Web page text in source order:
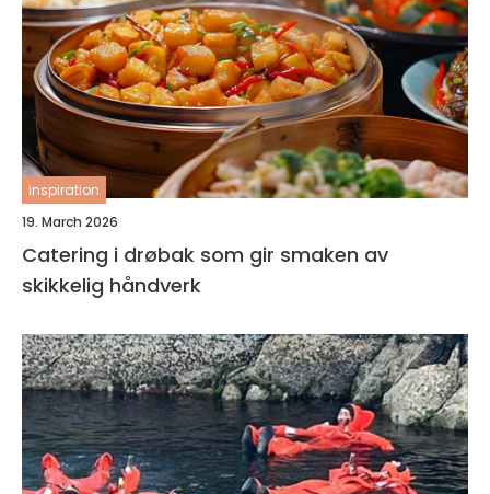
inspiration
19. March 2026
Catering i drøbak som gir smaken av
skikkelig håndverk